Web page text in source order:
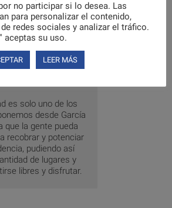
productos
sección de
información
de
es solo uno de los
desde García
que la gente pueda
recobrar y potenciar
pudiendo así
de lugares y
libres y disfrutar.
no participar si lo desea. Las
para personalizar el contenido,
redes sociales y analizar el tráfico.
aceptas su uso.
LEER MÁS